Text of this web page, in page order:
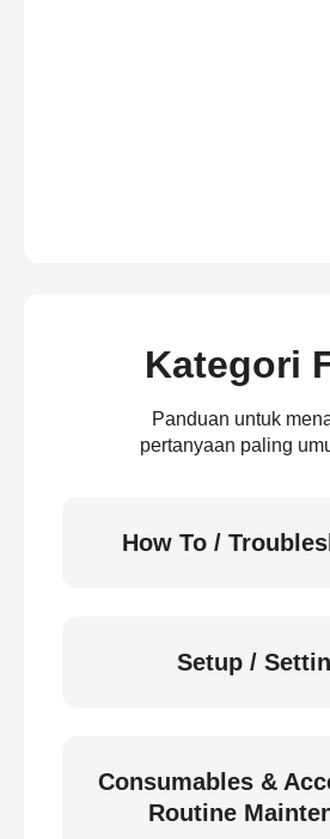
Kategori
Panduan untuk
pertanyaan paling
How To /
Setup /
Consumables &
Routine